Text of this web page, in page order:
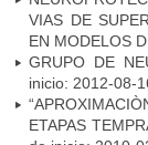
VIAS DE
EN MODELOS
GRUPO DE
inicio: 2012-08-
ETAPAS